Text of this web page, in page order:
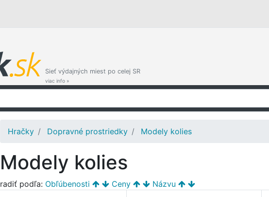
Sieť výdajných miest po celej SR
viac info »
Hračky Dopravné prostriedky Modely kolies
Modely kolies
radiť podľa: Obľúbenosti Ceny Názvu